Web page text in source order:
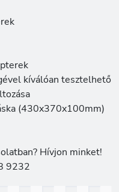
kíválóan tesztelhető
(430x370x100mm)
Hívjon minket!
9232